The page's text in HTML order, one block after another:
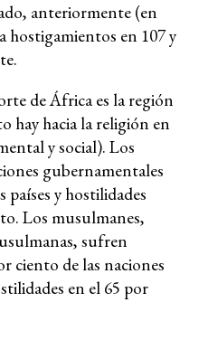
anteriormente (en
hostigamientos en 107 y
de África es la región
hay hacia la religión en
y social). Los
gubernamentales
países y hostilidades
Los musulmanes,
sufren
ciento de las naciones
en el 65 por